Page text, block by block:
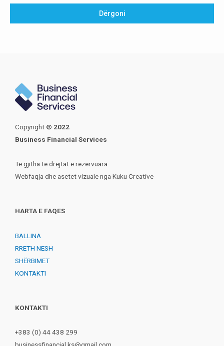
Dërgoni
Copyright © 2022
Business Financial Services
Të gjitha të drejtat e rezervuara.
Webfaqja dhe asetet vizuale nga Kuku Creative
HARTA E FAQES
BALLINA
RRETH NESH
SHËRBIMET
KONTAKTI
KONTAKTI
+383 (0) 44 438 299